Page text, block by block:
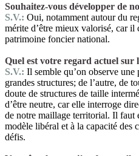
Souhaitez-vous développer de
S.V.: Oui, notamment autour du
mérite d’être mieux valorisé, car il
patrimoine foncier national.
Quel est votre regard actuel sur
S.V.: Il semble qu’on observe une
grandes structures; de l’autre, de
doute de structures de taille
d’être neutre, car elle interroge
de notre maillage territorial. Il faut
modèle libéral et à la capacité des
défis.